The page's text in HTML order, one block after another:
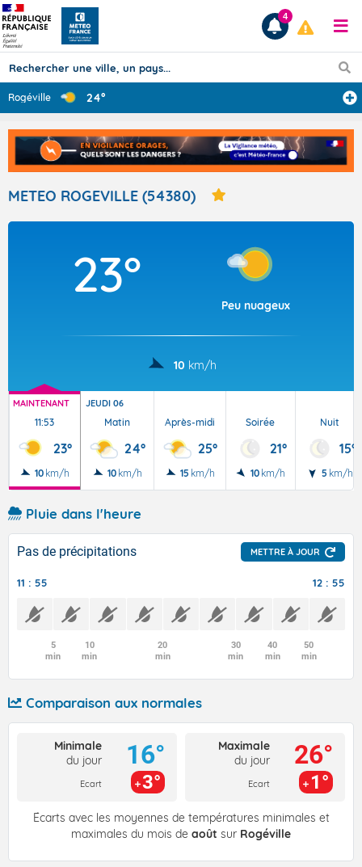
Prévisions
TOUS LES RÉSULTATS
Articles
4
Rogéville 24°
METEO ROGEVILLE (54380)
23°
Peu nuageux
10 km/h
MAINTENANT
11:53
23°
10 km/h
JEUDI 06
Matin
24°
10 km/h
Après-midi
25°
15 km/h
Soirée
21°
10 km/h
Nuit
15°
5 km/h
Pluie dans l'heure
Pas de précipitations METTRE À JOUR
11 : 55 12 : 55
5
min
10
min
20
min
30
min
40
min
50
min
Comparaison aux normales
Minimale
du jour
Ecart
16°
3°
Maximale
du jour
Ecart
26°
1°
Écarts avec les moyennes de températures minimales et
maximales du mois de août sur Rogéville